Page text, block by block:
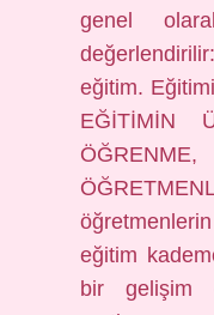
genel
eğitim.
EĞİTİMİN
eğitim
bir gelişim